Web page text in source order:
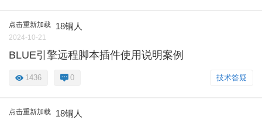
点击重新加载 18铜人
2024-10-21
BLUE引擎远程脚本插件使用说明案例
技术答疑
1436 0
点击重新加载 18铜人